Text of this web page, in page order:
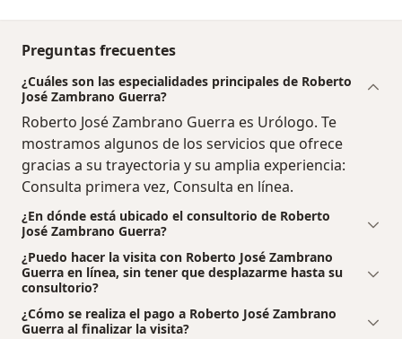
Preguntas frecuentes
¿Cuáles son las especialidades principales de Roberto
José Zambrano Guerra?
Roberto José Zambrano Guerra es Urólogo. Te
mostramos algunos de los servicios que ofrece
gracias a su trayectoria y su amplia experiencia:
Consulta primera vez, Consulta en línea.
¿En dónde está ubicado el consultorio de Roberto
José Zambrano Guerra?
¿Puedo hacer la visita con Roberto José Zambrano
Guerra en línea, sin tener que desplazarme hasta su
consultorio?
¿Cómo se realiza el pago a Roberto José Zambrano
Guerra al finalizar la visita?